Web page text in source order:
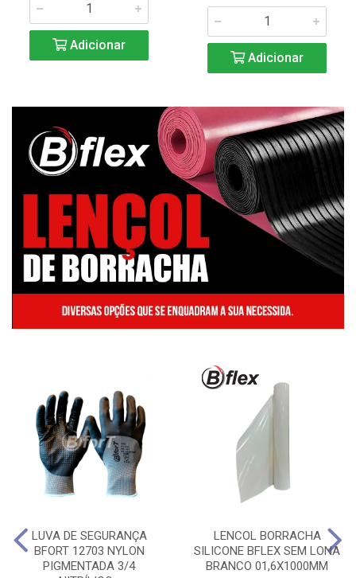
Adicionar
Adicionar
LUVA DE SEGURANÇA
BFORT 12703 NYLON
PIGMENTADA 3/4
LENCOL BORRACHA
SILICONE BFLEX SEM LONA
BRANCO 01,6X1000MM